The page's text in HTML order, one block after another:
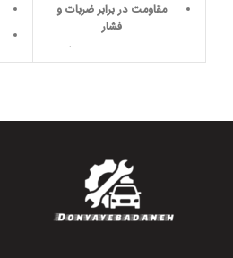
مقاومت در برابر ضربات و
فشار
طراحی دقیق و هماهنگ
کاهش نویز
مقاومت در برابر خوردگی و
پوسیدگی
نصب آسان